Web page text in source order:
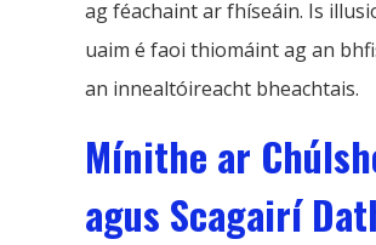
ag féachaint ar fhíseáin. Is
uaim é faoi thiomáint ag an
an innealtóireacht bheachtais.
Mínithe ar
agus Scagairí